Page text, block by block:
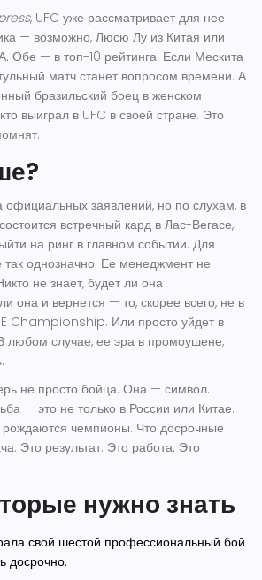
, UFC уже рассматривает для нее
— возможно, Люсю Лу из Китая или
Обе — в топ-10 рейтинга. Если Мескита
матч станет вопросом времени. А
бразильский боец в женском
выиграл в UFC в своей стране. Это
официальных заявлений, но по слухам, в
встречный кард в Лас-Вегасе,
на ринг в главном событии. Для
однозначно. Ее менеджмент не
не знает, будет ли она
она и вернется — то, скорее всего, не в
Championship. Или просто уйдет в
любом случае, ее эра в промоушене,
не просто бойца. Она — символ.
— это не только в России или Китае.
чемпионы. Что досрочные
Это результат. Это работа. Это
нужно знать
свой шестой профессиональный бой
досрочно.